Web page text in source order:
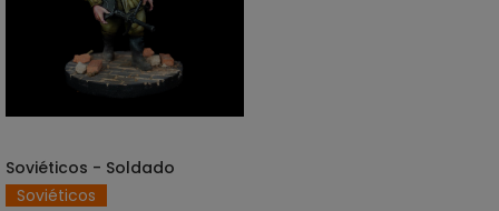
AÑADIR AL CARRITO
Soviéticos - Soldado
Soviéticos